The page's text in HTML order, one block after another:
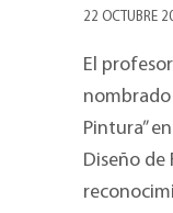
22 OCTUBRE
El
nombrado
Pintura”
Diseño de